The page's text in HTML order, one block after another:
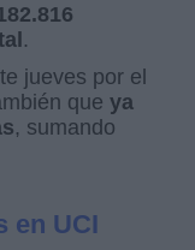
.
jueves por el
que ya
, sumando
en UCI